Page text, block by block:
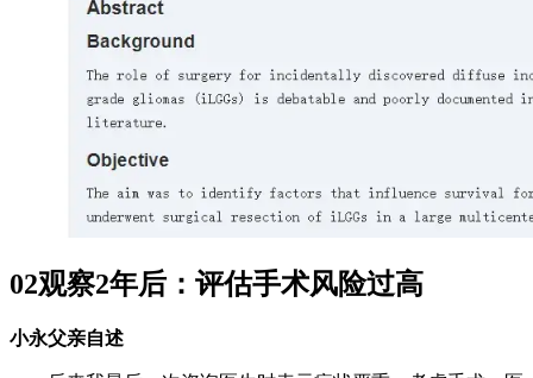
02观察2年后：评估手术风险过高
小永父亲自述